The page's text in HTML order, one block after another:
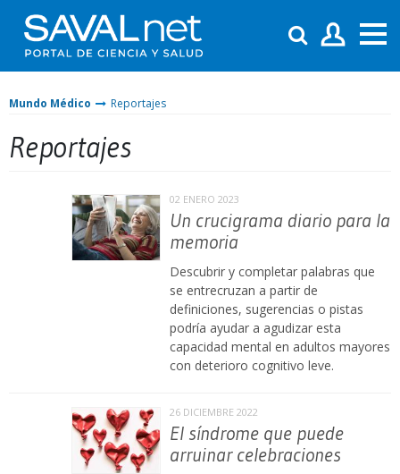
Mundo Médico Reportajes
Reportajes
02 ENERO 2023
Un crucigrama diario para la
memoria
Descubrir y completar palabras que
se entrecruzan a partir de
definiciones, sugerencias o pistas
podría ayudar a agudizar esta
capacidad mental en adultos mayores
con deterioro cognitivo leve.
26 DICIEMBRE 2022
El síndrome que puede
arruinar celebraciones